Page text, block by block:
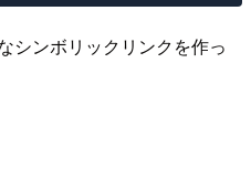
シンボリックリンクを作っ